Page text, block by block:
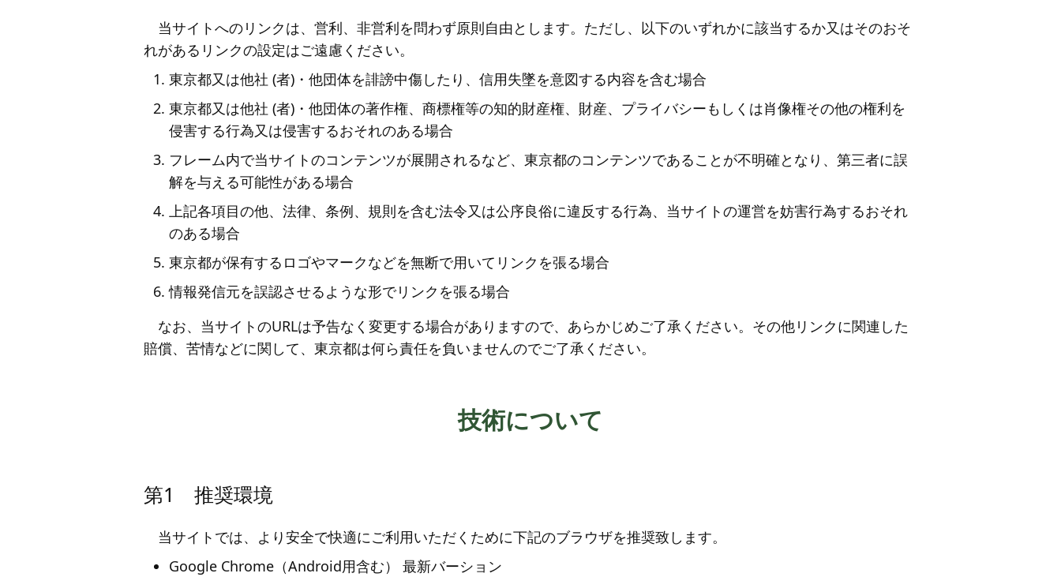
当サイトへのリンクは、営利、非営利を問わず原則自由とします。ただし、以下のいずれかに該当するか又はそのおそ
れがあるリンクの設定はご遠慮ください。
東京都又は他社 (者)・他団体を誹謗中傷したり、信用失墜を意図する内容を含む場合
東京都又は他社 (者)・他団体の著作権、商標権等の知的財産権、財産、プライバシーもしくは肖像権その他の権利を
侵害する行為又は侵害するおそれのある場合
フレーム内で当サイトのコンテンツが展開されるなど、東京都のコンテンツであることが不明確となり、第三者に誤
解を与える可能性がある場合
上記各項目の他、法律、条例、規則を含む法令又は公序良俗に違反する行為、当サイトの運営を妨害行為するおそれ
のある場合
東京都が保有するロゴやマークなどを無断で用いてリンクを張る場合
情報発信元を誤認させるような形でリンクを張る場合
なお、当サイトのURLは予告なく変更する場合がありますので、あらかじめご了承ください。その他リンクに関連した
賠償、苦情などに関して、東京都は何ら責任を負いませんのでご了承ください。
技術について
第1 推奨環境
当サイトでは、より安全で快適にご利用いただくために下記のブラウザを推奨致します。
Google Chrome（Android用含む） 最新バーション